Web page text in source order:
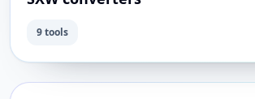
9 tools